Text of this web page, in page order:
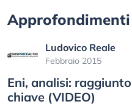
Approfondimenti
Ludovico Reale
Febbraio 2015
Eni, analisi:
chiave (VIDEO)